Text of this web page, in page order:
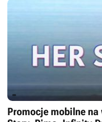
Promocje mobilne na